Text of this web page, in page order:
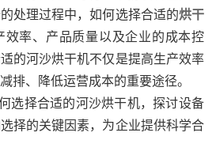
处理过程中，如何选择合适的烘干
效率、产品质量以及企业的成本控
的河沙烘干机不仅是提高生产效率
排、降低运营成本的重要途径。
选择合适的河沙烘干机，探讨设备
择的关键因素，为企业提供科学合